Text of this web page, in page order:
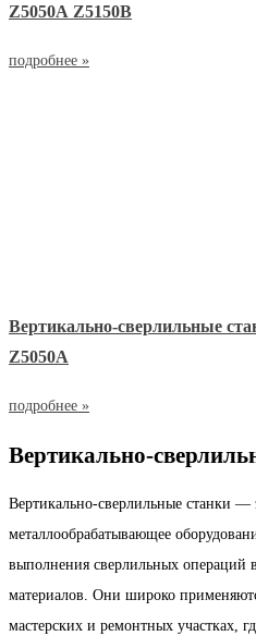
Z5050А Z5150B
подробнее »
Вертикально-сверлильные
Z5050А
подробнее »
Вертикально-
Вертикально-сверлильные станки —
металлообрабатывающее
выполнения сверлильных операций
материалов. Они широко
мастерских и ремонтных участках,